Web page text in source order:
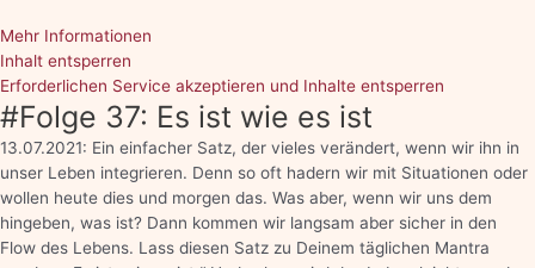
Mehr Informationen
Inhalt entsperren
Erforderlichen Service akzeptieren und Inhalte entsperren
#Folge 37: Es ist wie es ist
13.07.2021: Ein einfacher Satz, der vieles verändert, wenn wir ihn in
unser Leben integrieren. Denn so oft hadern wir mit Situationen oder
wollen heute dies und morgen das. Was aber, wenn wir uns dem
hingeben, was ist? Dann kommen wir langsam aber sicher in den
Flow des Lebens. Lass diesen Satz zu Deinem täglichen Mantra